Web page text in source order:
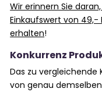
Wir erinnern Sie
Einkaufswert von 49,-
erhalten!
Konkurrenz
Das zu vergleichende
von genau